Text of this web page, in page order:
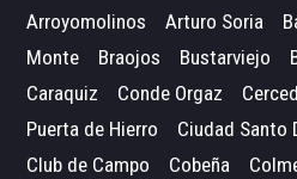
Arroyomolinos
Arturo Soria
Monte
Braojos Bustarviejo
Caraquiz
Conde Orgaz
Puerta de Hierro
Ciudad Santo
Club de Campo
Cobeña